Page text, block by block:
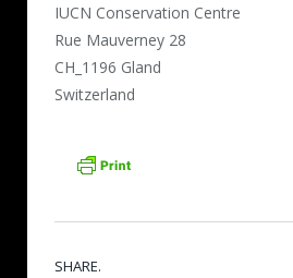
IUCN Conservation Centre
Rue Mauverney 28
CH_1196 Gland
Switzerland
SHARE.